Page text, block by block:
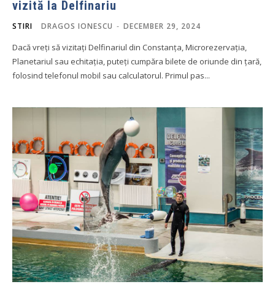
vizită la Delfinariu
STIRI DRAGOS IONESCU - DECEMBER 29, 2024
Dacă vreți să vizitați Delfinariul din Constanța, Microrezervația,
Planetariul sau echitația, puteți cumpăra bilete de oriunde din țară,
folosind telefonul mobil sau calculatorul. Primul pas...